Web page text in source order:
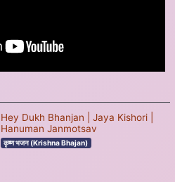
Hey Dukh Bhanjan | Jaya Kishori |
Hanuman Janmotsav
कृष्ण भजन (Krishna Bhajan)